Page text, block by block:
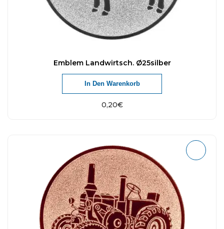
Emblem Landwirtsch. Ø25silber
0,20€
In Den Warenkorb